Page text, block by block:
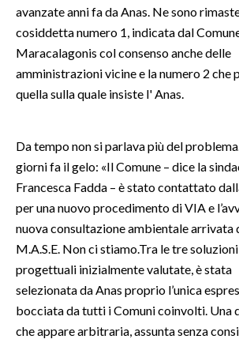
INSULARITÀ
INFO AZIENDE
ABBONATI
PUBBLICITÀ
avanzate anni fa da Anas. Ne sono
cosiddetta numero 1, indicata dal
Maracalagonis col consenso anche delle
amministrazioni vicine e la numero 2 che
quella sulla quale insiste l' Anas.
Da tempo non si parlava più del
giorni fa il gelo: «Il Comune – dice la
Francesca Fadda – è stato contattato
per una nuovo procedimento di VIA e
nuova consultazione ambientale arrivata
M.A.S.E. Non ci stiamo.Tra le tre soluzioni
progettuali inizialmente valutate, è stata
selezionata da Anas proprio l’unica
bocciata da tutti i Comuni coinvolti. Una
che appare arbitraria, assunta senza